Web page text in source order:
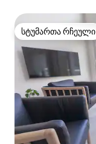
სტუმართა რჩეული
სტუმართა რჩეული